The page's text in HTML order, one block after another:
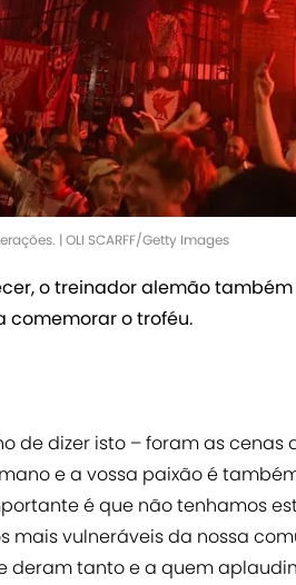
| OLI SCARFF/Getty Images
o treinador alemão
comemorar o troféu.
de dizer isto – foram as
e a vossa paixão é
é que não tenhamos
mais vulneráveis da nossa
deram tanto e a quem